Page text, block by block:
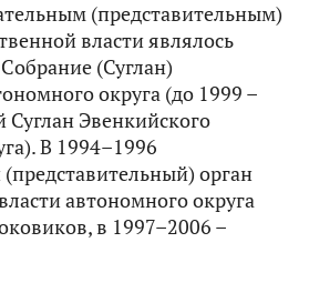
(представительным)
власти являлось
(Суглан)
округа (до 1999 –
Суглан Эвенкийского
В 1994–1996
орган
автономного округа
в 1997–2006 –